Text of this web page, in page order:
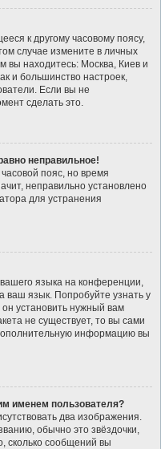
к другому часовому поясу,
случае измените в личных
вы находитесь: Москва, Киев и
и большинство настроек,
Если вы не
сделать это.
неправильное!
пояс, но время
неправильно установлено
для устранения
языка на конференции,
ваш язык. Попробуйте узнать у
установить нужный вам
не существует, то вы сами
информацию вы
именем пользователя?
два изображения.
обычно это звёздочки,
сколько сообщений вы